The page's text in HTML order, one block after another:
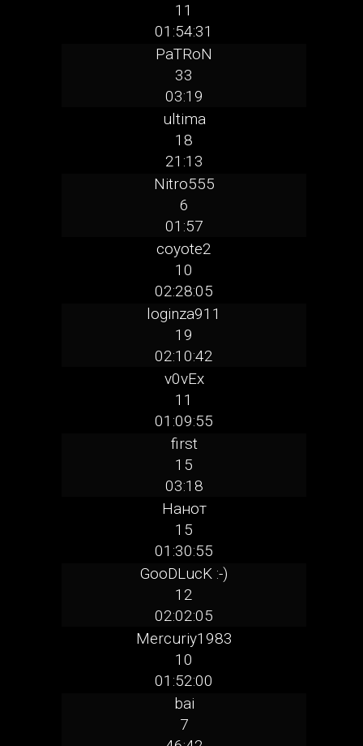
11
01:54:31
PaTRoN
33
03:19
ultima
18
21:13
Nitro555
6
01:57
coyote2
10
02:28:05
loginza911
19
02:10:42
v0vEx
11
01:09:55
first
15
03:18
Нанот
15
01:30:55
GooDLucK :-)
12
02:02:05
Mercuriy1983
10
01:52:00
bai
7